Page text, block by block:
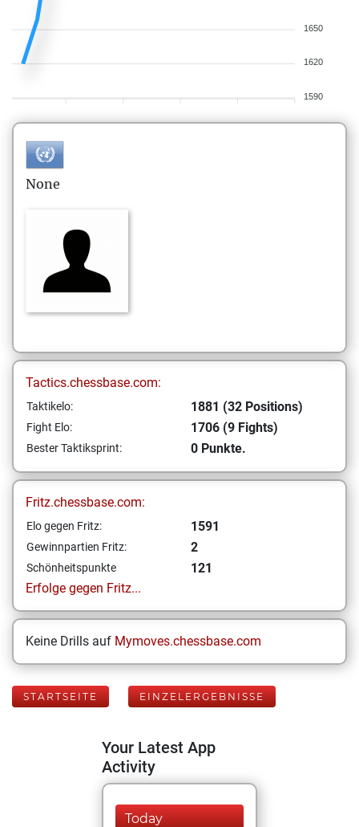
1650
1620
1590
None
Tactics.chessbase.com:
Taktikelo: 1881 (32 Positions)
Fight Elo: 1706 (9 Fights)
Bester Taktiksprint: 0 Punkte.
Fritz.chessbase.com:
Elo gegen Fritz: 1591
Gewinnpartien Fritz: 2
Schönheitspunkte
121
Erfolge gegen Fritz...
Keine Drills auf Mymoves.chessbase.com
STARTSEITE EINZELERGEBNISSE
Your Latest App
Activity
Today